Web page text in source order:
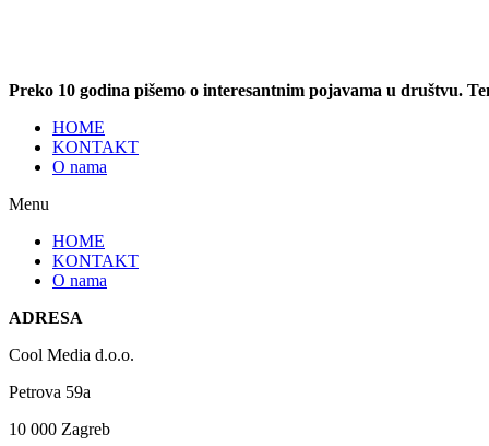
Preko 10 godina pišemo o interesantnim pojavama u društvu.
HOME
KONTAKT
O nama
Menu
HOME
KONTAKT
O nama
ADRESA
Cool Media d.o.o.
Petrova 59a
10 000 Zagreb